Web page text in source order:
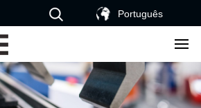
Português